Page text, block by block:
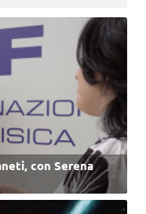
con Serena